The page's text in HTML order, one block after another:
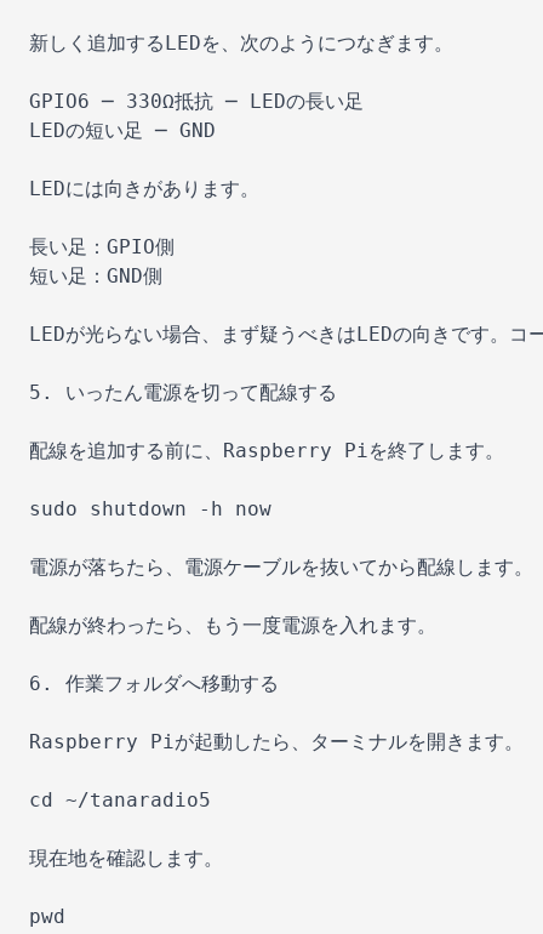
新しく追加するLEDを、次のようにつなぎます。
GPIO6 ─ 330Ω抵抗 ─ LEDの長い足
LEDの短い足 ─ GND
LEDには向きがあります。
長い足：GPIO側
短い足：GND側
LEDが光らない場合、まず疑うべきはLEDの向きです。
5. いったん電源を切って配線する
配線を追加する前に、Raspberry Piを終了します。
sudo shutdown -h now
電源が落ちたら、電源ケーブルを抜いてから配線します。
配線が終わったら、もう一度電源を入れます。
6. 作業フォルダへ移動する
Raspberry Piが起動したら、ターミナルを開きます。
cd ~/tanaradio5
現在地を確認します。
pwd